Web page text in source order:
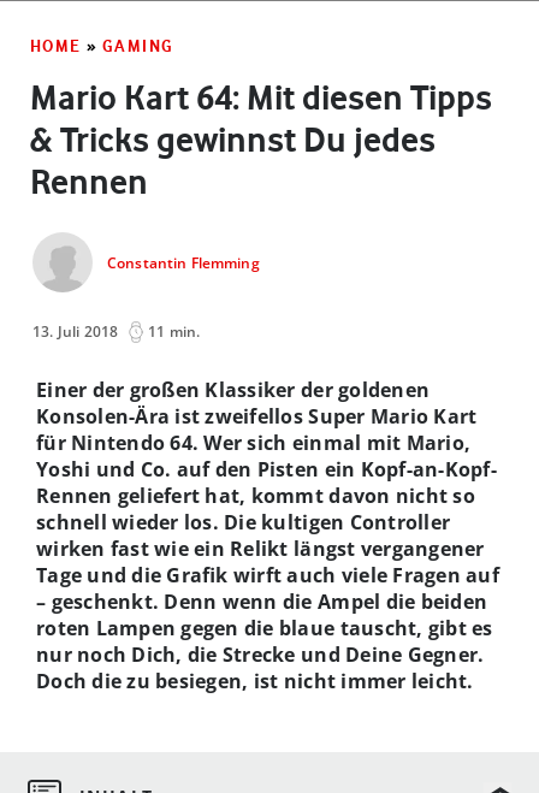
HOME » GAMING
Mario Kart 64: Mit diesen Tipps
& Tricks gewinnst Du jedes
Rennen
Constantin Flemming
13. Juli 2018 11 min.
Einer der großen Klassiker der goldenen
Konsolen-Ära ist zweifellos Super Mario Kart
für Nintendo 64. Wer sich einmal mit Mario,
Yoshi und Co. auf den Pisten ein Kopf-an-Kopf-
Rennen geliefert hat, kommt davon nicht so
schnell wieder los. Die kultigen Controller
wirken fast wie ein Relikt längst vergangener
Tage und die Grafik wirft auch viele Fragen auf
– geschenkt. Denn wenn die Ampel die beiden
roten Lampen gegen die blaue tauscht, gibt es
nur noch Dich, die Strecke und Deine Gegner.
Doch die zu besiegen, ist nicht immer leicht.